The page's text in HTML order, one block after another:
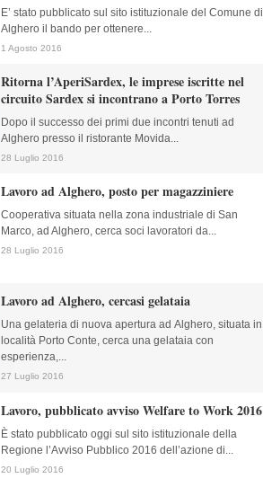
E’ stato pubblicato sul sito istituzionale del Comune di
Alghero il bando per ottenere...
1 Agosto 2016
Ritorna l’AperiSardex, le imprese iscritte nel
circuito Sardex si incontrano a Porto Torres
Dopo il successo dei primi due incontri tenuti ad
Alghero presso il ristorante Movida...
28 Luglio 2016
Lavoro ad Alghero, posto per magazziniere
Cooperativa situata nella zona industriale di San
Marco, ad Alghero, cerca soci lavoratori da...
28 Luglio 2016
Lavoro ad Alghero, cercasi gelataia
Una gelateria di nuova apertura ad Alghero, situata in
località Porto Conte, cerca una gelataia con
esperienza,...
27 Luglio 2016
Lavoro, pubblicato avviso Welfare to Work 2016
È stato pubblicato oggi sul sito istituzionale della
Regione l’Avviso Pubblico 2016 dell’azione di...
20 Luglio 2016